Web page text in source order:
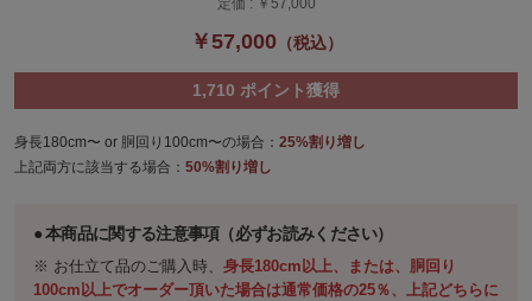
￥57,000（税込）
1,710 ポイント獲得
身長180cm〜 or 胴回り100cm〜の場合： 25%割り増し
上記両方に該当する場合： 50%割り増し
本商品に関する注意事項（必ずお読みください）
※ お仕立て品のご購入時、 身長180cm以上、または、胴回り
100cm以上でオーダー頂いた場合は通常価格の25％、上記どちらに